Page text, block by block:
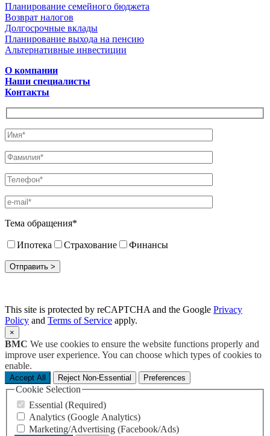
Планирование семейного бюджета
Возврат налогов
Долгосрочные вклады
Планирование выхода на пенсию
Альтернативные инвестиции
О компании
Наши специалисты
Контакты
Тема обращения*
Ипотека Страхование Финансы
This site is protected by reCAPTCHA and the Google Privacy
Policy and Terms of Service apply.
×
BMC We use cookies to ensure the website functions properly and
improve user experience. You can choose which types of cookies to
enable.
Accept All Reject Non-Essential Preferences
Cookie Selection
Essential (Required)
Analytics (Google Analytics)
Marketing/Advertising (Facebook/Ads)